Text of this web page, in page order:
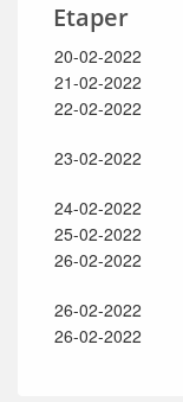
Etaper
20-02-2022
21-02-2022
22-02-2022
23-02-2022
24-02-2022
25-02-2022
26-02-2022
26-02-2022
26-02-2022